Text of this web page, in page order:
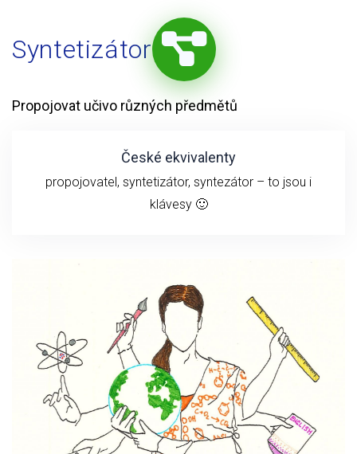
Syntetizátor
Propojovat učivo různých předmětů
České ekvivalenty
propojovatel, syntetizátor, syntezátor – to jsou i
klávesy 🙂